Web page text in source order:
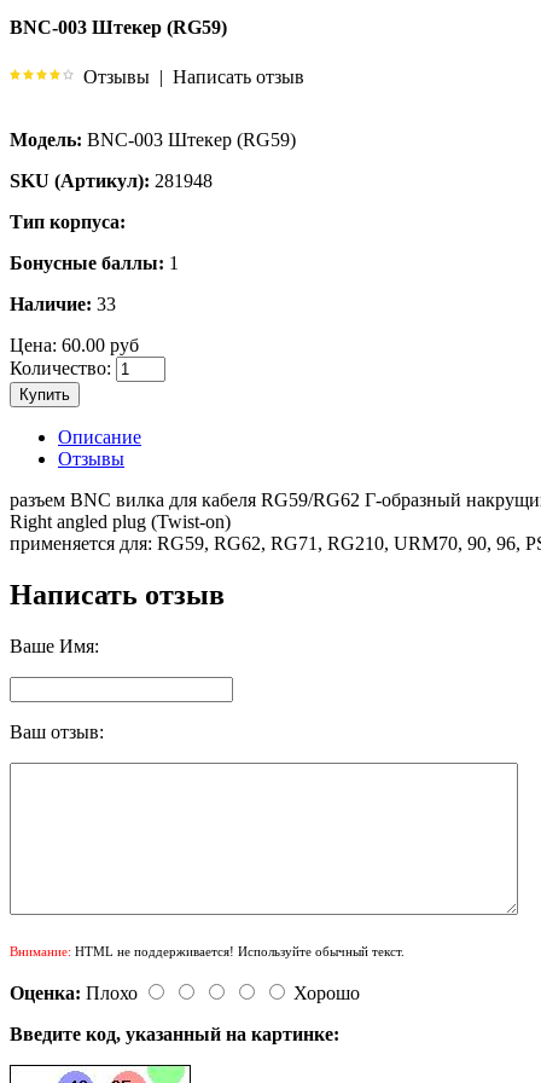
BNC-003 Штекер (RG59)
Отзывы | Написать отзыв
Модель: BNC-003 Штекер (RG59)
SKU (Артикул): 281948
Тип корпуса:
Бонусные баллы: 1
Наличие: 33
Цена: 60.00 руб
Количество:
Купить
Описание
Отзывы
разъем BNC вилка для кабеля RG59/RG62 Г-образный
Right angled plug (Twist-on)
применяется для: RG59, RG62, RG71, RG210, URM70, 90, 96,
Написать отзыв
Ваше Имя:
Ваш отзыв:
Внимание: HTML не поддерживается! Используйте обычный текст.
Оценка: Плохо
Хорошо
Введите код, указанный на картинке: